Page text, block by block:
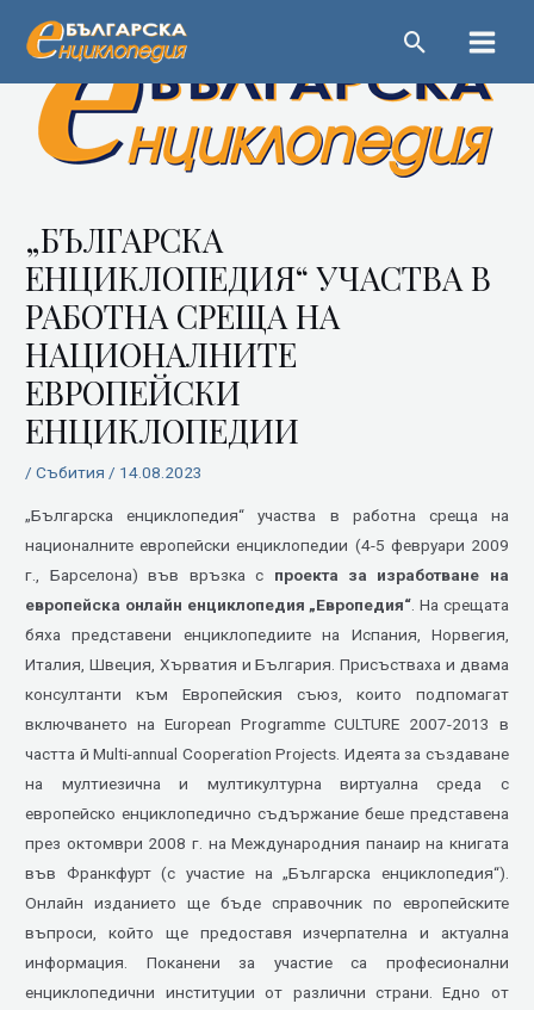
„БЪЛГАРСКА
ЕНЦИКЛОПЕДИЯ“ УЧАСТВА В
РАБОТНА СРЕЩА НА
НАЦИОНАЛНИТЕ
ЕВРОПЕЙСКИ
ЕНЦИКЛОПЕДИИ
/Събития / 14.08.2023
„Българска енциклопедия“ участва в работна среща на
националните европейски енциклопедии (4-5 февруари 2009
г., Барселона) във връзка с проекта за изработване на
европейска онлайн енциклопедия „Европедия“ . На срещата
бяха представени енциклопедиите на Испания, Норвегия,
Италия, Швеция, Хърватия и България. Присъстваха и двама
консултанти към Европейския съюз, които подпомагат
включването на European Programme CULTURE 2007-2013 в
частта й Multi-annual Cooperation Projects. Идеята за създаване
на мултиезична и мултикултурна виртуална среда с
европейско енциклопедично съдържание беше представена
през октомври 2008 г. на Международния панаир на книгата
във Франкфурт (с участие на „Българска енциклопедия“).
Онлайн изданието ще бъде справочник по европейските
въпроси, който ще предоставя изчерпателна и актуална
информация. Поканени за участие са професионални
енциклопедични институции от различни страни. Едно от
Навигация